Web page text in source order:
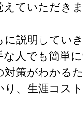
ていただきま
に説明していき
な人でも簡単
対策がわかる
り、生涯コス